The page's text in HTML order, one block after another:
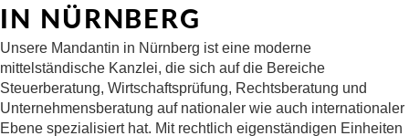
IN NÜRNBERG
Unsere Mandantin in Nürnberg ist eine moderne
mittelständische Kanzlei, die sich auf die Bereiche
Steuerberatung, Wirtschaftsprüfung, Rechtsberatung und
Unternehmensberatung auf nationaler wie auch internationaler
Ebene spezialisiert hat. Mit rechtlich eigenständigen Einheiten